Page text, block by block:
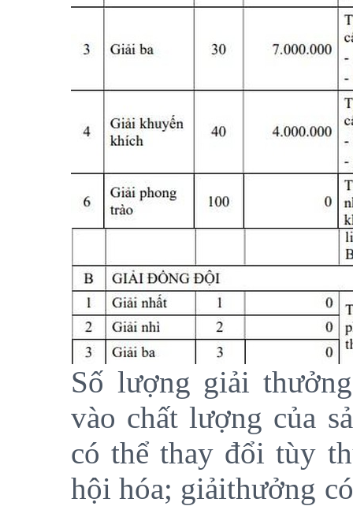
Số lượng giải
vào chất lượng của
có thể thay đổi tùy
hội hóa; giảithưởng